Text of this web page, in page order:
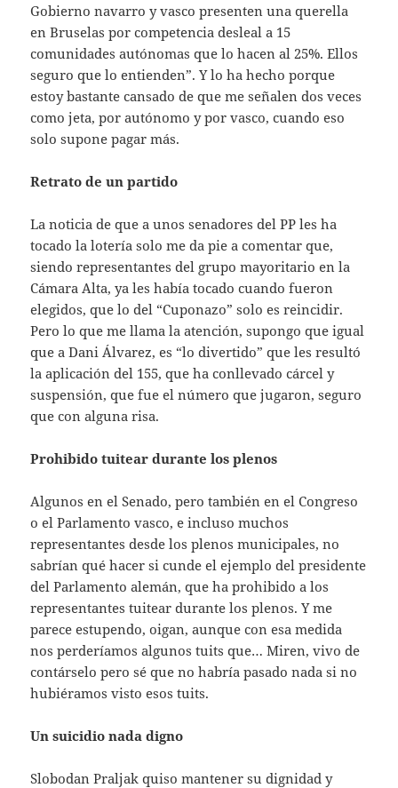
Gobierno navarro y vasco presenten una querella
en Bruselas por competencia desleal a 15
comunidades autónomas que lo hacen al 25%. Ellos
seguro que lo entienden”. Y lo ha hecho porque
estoy bastante cansado de que me señalen dos veces
como jeta, por autónomo y por vasco, cuando eso
solo supone pagar más.
Retrato de un partido
La noticia de que a unos senadores del PP les ha
tocado la lotería solo me da pie a comentar que,
siendo representantes del grupo mayoritario en la
Cámara Alta, ya les había tocado cuando fueron
elegidos, que lo del “Cuponazo” solo es reincidir.
Pero lo que me llama la atención, supongo que igual
que a Dani Álvarez, es “lo divertido” que les resultó
la aplicación del 155, que ha conllevado cárcel y
suspensión, que fue el número que jugaron, seguro
que con alguna risa.
Prohibido tuitear durante los plenos
Algunos en el Senado, pero también en el Congreso
o el Parlamento vasco, e incluso muchos
representantes desde los plenos municipales, no
sabrían qué hacer si cunde el ejemplo del presidente
del Parlamento alemán, que ha prohibido a los
representantes tuitear durante los plenos. Y me
parece estupendo, oigan, aunque con esa medida
nos perderíamos algunos tuits que… Miren, vivo de
contárselo pero sé que no habría pasado nada si no
hubiéramos visto esos tuits.
Un suicidio nada digno
Slobodan Praljak quiso mantener su dignidad y